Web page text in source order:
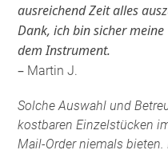
ausreichend Zeit alles
Dank, ich bin sicher
dem Instrument.
– Martin J.
Solche Auswahl und
kostbaren Einzelstücken
Mail-Order niemals